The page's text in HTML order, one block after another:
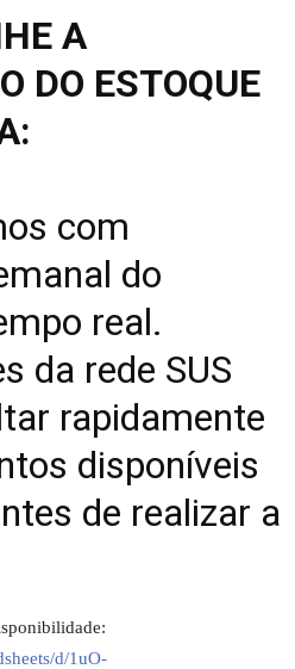
A
DO ESTOQUE
com
do
real.
da rede SUS
rapidamente
disponíveis
de realizar a
d/1uO-